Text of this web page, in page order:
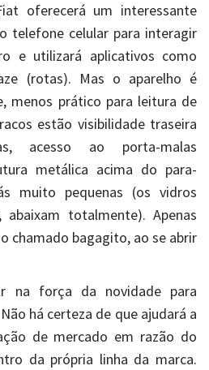
oferecerá um interessante
telefone celular para interagir
e utilizará aplicativos como
(rotas). Mas o aparelho é
menos prático para leitura de
estão visibilidade traseira
acesso ao porta-malas
metálica acima do para-
muito pequenas (os vidros
totalmente). Apenas
chamado bagagito, ao se abrir
na força da novidade para
há certeza de que ajudará a
de mercado em razão do
da própria linha da marca.